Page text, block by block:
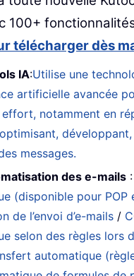
100+
télécharger dès
IA:Utilise une
artificielle avancée
effort, notamment en
messages.
des e-mails :
(disponible pour POP
de l’envoi d’e-mails /
selon des règles lors
automatique